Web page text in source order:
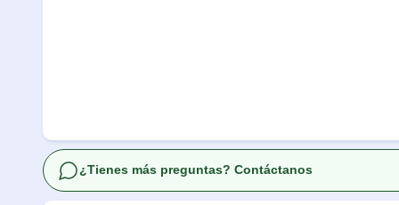
¿Tienes más preguntas? Contáctanos